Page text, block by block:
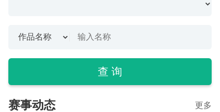
查 询
赛事动态 更多